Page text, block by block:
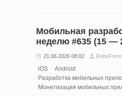
Мобильная
неделю #635 (15 —
21.06.2026 08:02 RoboForm
iOS
Android
Разработка мобильных
Монетизация мобильных